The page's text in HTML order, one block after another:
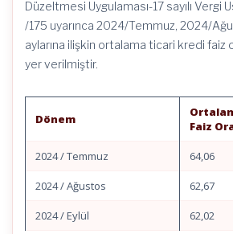
Düzeltmesi Uygulaması-17 sayılı Vergi
/175 uyarınca 2024/Temmuz, 2024/
aylarına ilişkin ortalama ticari kredi faiz
yer verilmiştir.
Dönem
Faiz
2024 / Temmuz 64,06
2024 / Ağustos 62,67
2024 / Eylül 62,02